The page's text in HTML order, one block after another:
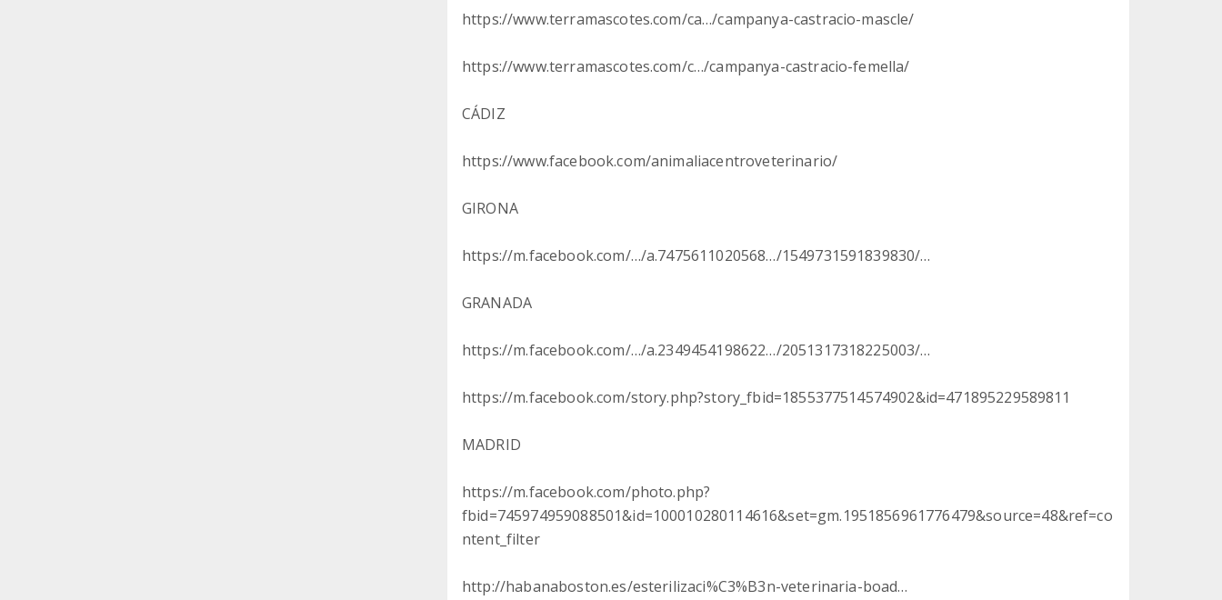
https://www.terramascotes.com/ca…/campanya-castracio-mascle/
https://www.terramascotes.com/c…/campanya-castracio-femella/
CÁDIZ
https://www.facebook.com/animaliacentroveterinario/
GIRONA
https://m.facebook.com/…/a.7475611020568…/1549731591839830/…
GRANADA
https://m.facebook.com/…/a.2349454198622…/2051317318225003/…
https://m.facebook.com/story.php?story_fbid=1855377514574902&id=471895229589811
MADRID
https://m.facebook.com/photo.php?
fbid=745974959088501&id=100010280114616&set=gm.1951856961776479&source=48&ref=co
ntent_filter
http://habanaboston.es/esterilizaci%C3%B3n-veterinaria-boad…